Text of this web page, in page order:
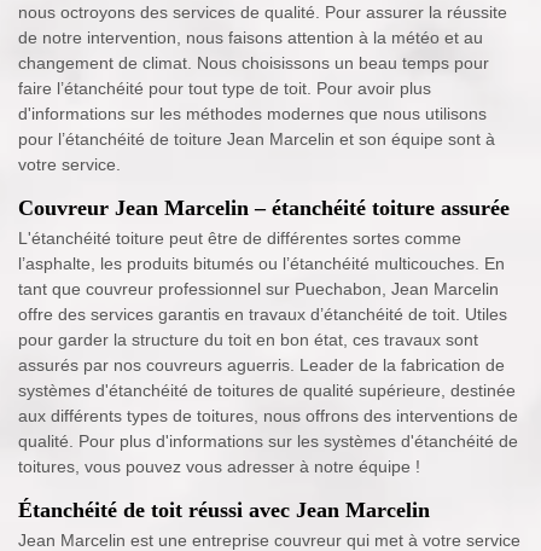
nous octroyons des services de qualité. Pour assurer la réussite
de notre intervention, nous faisons attention à la météo et au
changement de climat. Nous choisissons un beau temps pour
faire l’étanchéité pour tout type de toit. Pour avoir plus
d'informations sur les méthodes modernes que nous utilisons
pour l’étanchéité de toiture Jean Marcelin et son équipe sont à
votre service.
Couvreur Jean Marcelin – étanchéité toiture assurée
L'étanchéité toiture peut être de différentes sortes comme
l’asphalte, les produits bitumés ou l’étanchéité multicouches. En
tant que couvreur professionnel sur Puechabon, Jean Marcelin
offre des services garantis en travaux d’étanchéité de toit. Utiles
pour garder la structure du toit en bon état, ces travaux sont
assurés par nos couvreurs aguerris. Leader de la fabrication de
systèmes d'étanchéité de toitures de qualité supérieure, destinée
aux différents types de toitures, nous offrons des interventions de
qualité. Pour plus d'informations sur les systèmes d'étanchéité de
toitures, vous pouvez vous adresser à notre équipe !
Étanchéité de toit réussi avec Jean Marcelin
Jean Marcelin est une entreprise couvreur qui met à votre service